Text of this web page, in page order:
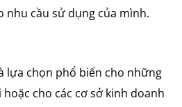
nhu cầu sử dụng của mình.
lựa chọn phổ biến cho những
cho các cơ sở kinh doanh